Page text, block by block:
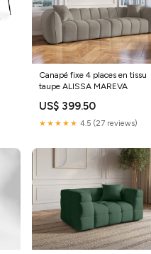
Canapé fixe 4 places en tissu
taupe ALISSA MAREVA
US$ 399.50
★★★★★ 4.5 (27 reviews)